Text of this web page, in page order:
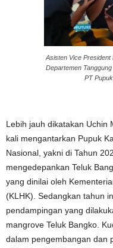
Asisten Vice President
Departemen
PT
Lebih jauh dikatakan Uchin
kali mengantarkan Pupuk
Nasional, yakni di Tahun
mengedepankan Teluk
yang dinilai oleh
(KLHK). Sedangkan tahun
pendampingan yang
mangrove Teluk Bangko.
dalam pengembangan dan